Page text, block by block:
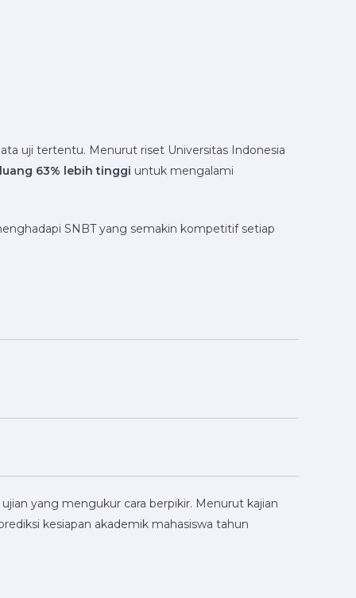
uji tertentu. Menurut riset Universitas Indonesia
63% lebih tinggi untuk mengalami
SNBT yang semakin kompetitif setiap
yang mengukur cara berpikir. Menurut kajian
kesiapan akademik mahasiswa tahun